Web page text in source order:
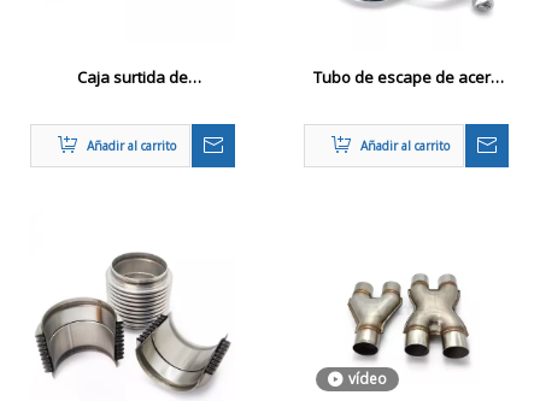
Caja surtida de
personalizadas para
suministro al por mayor y
OEM
Añadir al carrito
Tubo de escape de acero
Citroen OE 171352 171353
171367
Añadir al carrito
vídeo